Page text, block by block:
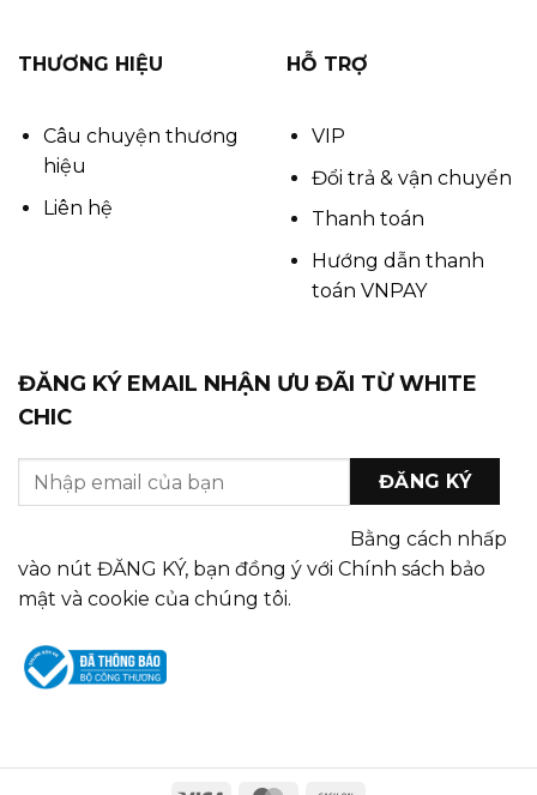
THƯƠNG HIỆU
Câu chuyện thương
hiệu
Liên hệ
HỖ TRỢ
VIP
Đổi trả & vận chuyển
Thanh toán
Hướng dẫn thanh
toán VNPAY
ĐĂNG KÝ EMAIL NHẬN ƯU ĐÃI TỪ WHITE
CHIC
Bằng cách nhấp
vào nút ĐĂNG KÝ, bạn đồng ý với Chính sách bảo
mật và cookie của chúng tôi.